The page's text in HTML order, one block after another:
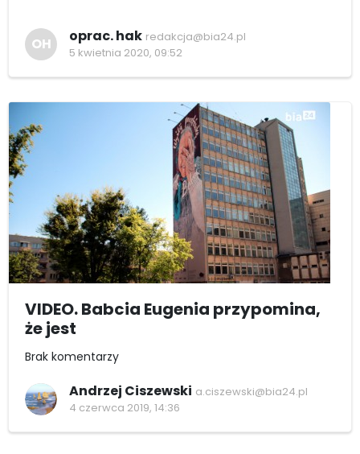
OH oprac. hak redakcja@bia24.pl
5 kwietnia 2020, 09:52
VIDEO. Babcia Eugenia przypomina,
że jest
Brak komentarzy
Andrzej Ciszewski a.ciszewski@bia24.pl
4 czerwca 2019, 14:36